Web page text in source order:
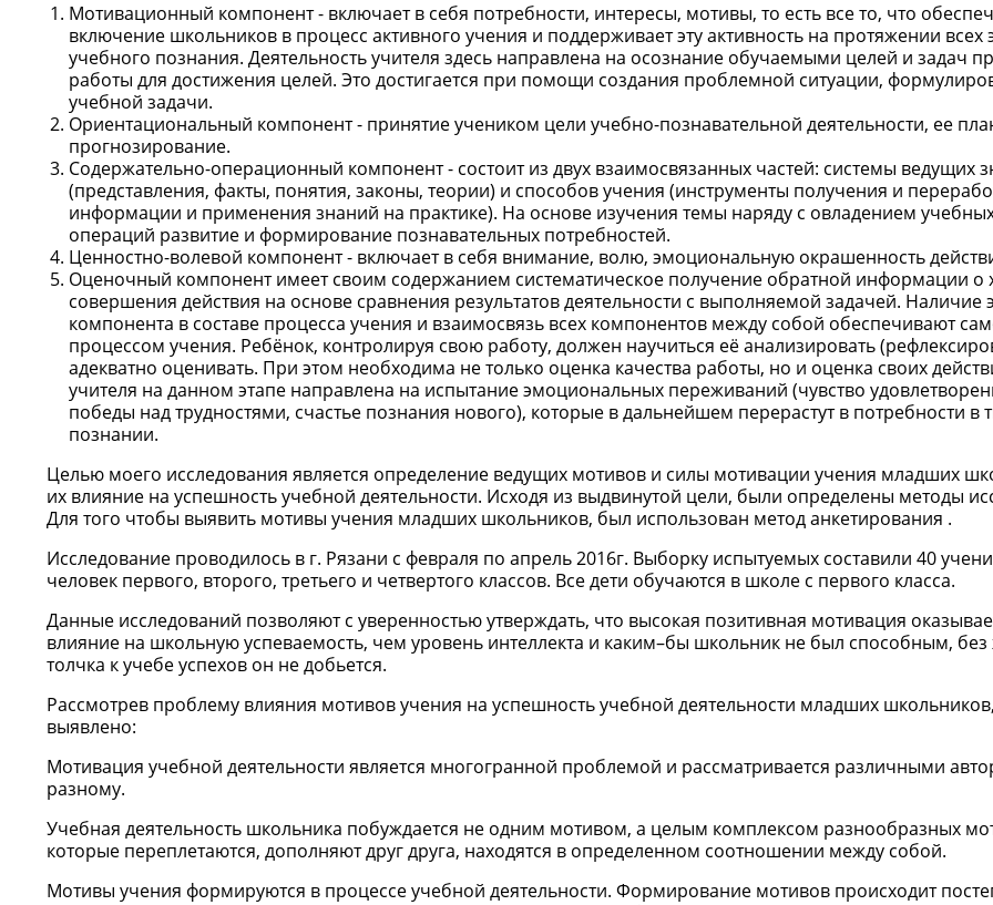
Мотивационный компонент - включает в себя потребности, интересы, мотивы, то есть все то, что
включение школьников в процесс активного учения и поддерживает эту активность на протяжении всех
учебного познания. Деятельность учителя здесь направлена на осознание обучаемыми целей и задач
работы для достижения целей. Это достигается при помощи создания проблемной ситуации,
учебной задачи.
Ориентациональный компонент - принятие учеником цели учебно-познавательной деятельности, ее
прогнозирование.
Содержательно-операционный компонент - состоит из двух взаимосвязанных частей: системы ведущих
(представления, факты, понятия, законы, теории) и способов учения (инструменты получения и
информации и применения знаний на практике). На основе изучения темы наряду с овладением
операций развитие и формирование познавательных потребностей.
Ценностно-волевой компонент - включает в себя внимание, волю, эмоциональную окрашенность
Оценочный компонент имеет своим содержанием систематическое получение обратной информации о
совершения действия на основе сравнения результатов деятельности с выполняемой задачей. Наличие
компонента в составе процесса учения и взаимосвязь всех компонентов между собой обеспечивают
процессом учения. Ребёнок, контролируя свою работу, должен научиться её анализировать
адекватно оценивать. При этом необходима не только оценка качества работы, но и оценка своих
учителя на данном этапе направлена на испытание эмоциональных переживаний (чувство
победы над трудностями, счастье познания нового), которые в дальнейшем перерастут в потребности в
познании.
Целью моего исследования является определение ведущих мотивов и силы мотивации учения младших
их влияние на успешность учебной деятельности. Исходя из выдвинутой цели, были определены методы
Для того чтобы выявить мотивы учения младших школьников, был использован метод анкетирования .
Исследование проводилось в г. Рязани с февраля по апрель 2016г. Выборку испытуемых составили 40
человек первого, второго, третьего и четвертого классов. Все дети обучаются в школе с первого класса.
Данные исследований позволяют с уверенностью утверждать, что высокая позитивная мотивация
влияние на школьную успеваемость, чем уровень интеллекта и каким–бы школьник не был способным,
толчка к учебе успехов он не добьется.
Рассмотрев проблему влияния мотивов учения на успешность учебной деятельности младших
выявлено:
Мотивация учебной деятельности является многогранной проблемой и рассматривается различными
разному.
Учебная деятельность школьника побуждается не одним мотивом, а целым комплексом разнообразных
которые переплетаются, дополняют друг друга, находятся в определенном соотношении между собой.
Мотивы учения формируются в процессе учебной деятельности. Формирование мотивов происходит